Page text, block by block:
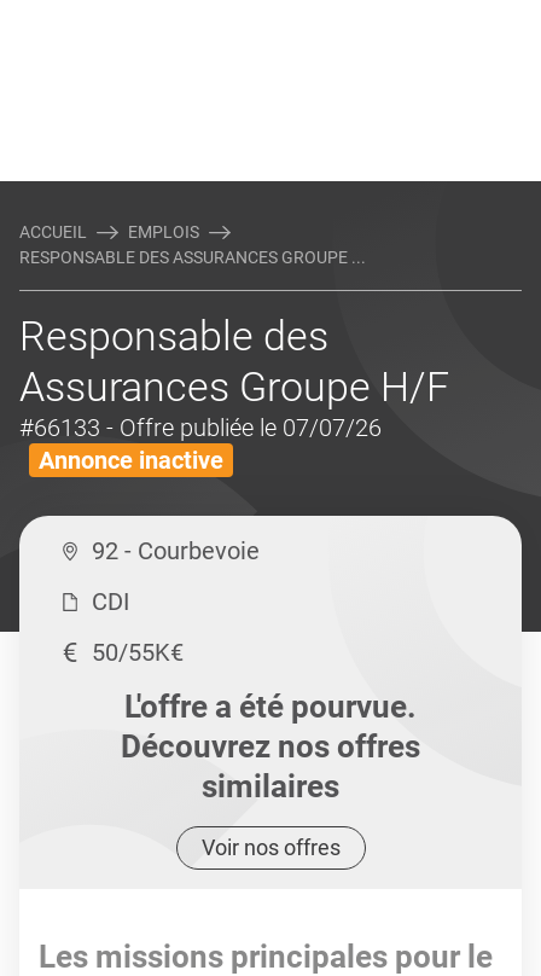
ACCUEIL
EMPLOIS
RESPONSABLE DES ASSURANCES GROUPE ...
Responsable des
Assurances Groupe H/F
#66133 - Offre publiée le 07/07/26
Annonce inactive
92 - Courbevoie
CDI
50/55K€
L'offre a été pourvue.
Découvrez nos offres
similaires
Voir nos offres
Les missions principales pour le